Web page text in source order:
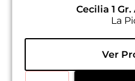
Cecilia 1
La
Ver